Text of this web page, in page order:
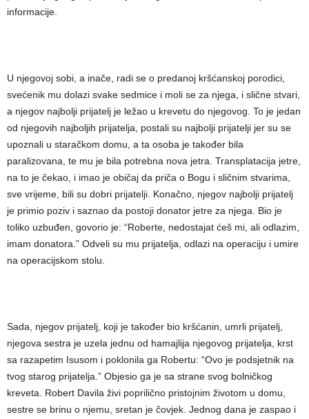
informacije.
U njegovoj sobi, a inače, radi se o predanoj kršćanskoj porodici,
svećenik mu dolazi svake sedmice i moli se za njega, i slične stvari,
a njegov najbolji prijatelj je ležao u krevetu do njegovog. To je jedan
od njegovih najboljih prijatelja, postali su najbolji prijatelji jer su se
upoznali u staračkom domu, a ta osoba je također bila
paralizovana, te mu je bila potrebna nova jetra. Transplatacija jetre,
na to je čekao, i imao je običaj da priča o Bogu i sličnim stvarima,
sve vrijeme, bili su dobri prijatelji. Konačno, njegov najbolji prijatelj
je primio poziv i saznao da postoji donator jetre za njega. Bio je
toliko uzbuđen, govorio je: “Roberte, nedostajat ćeš mi, ali odlazim,
imam donatora.” Odveli su mu prijatelja, odlazi na operaciju i umire
na operacijskom stolu.
Sada, njegov prijatelj, koji je također bio kršćanin, umrli prijatelj,
njegova sestra je uzela jednu od hamajlija njegovog prijatelja, krst
sa razapetim Isusom i poklonila ga Robertu: “Ovo je podsjetnik na
tvog starog prijatelja.” Objesio ga je sa strane svog bolničkog
kreveta. Robert Davila živi poprilično pristojnim životom u domu,
sestre se brinu o njemu, sretan je čovjek. Jednog dana je zaspao i